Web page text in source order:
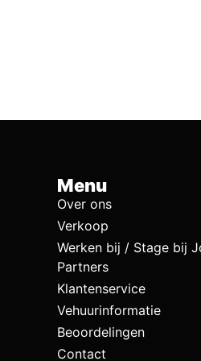
Menu
Over ons
Verkoop
Werken bij / Stage bij
Partners
Klantenservice
Vehuurinformatie
Beoordelingen
Contact